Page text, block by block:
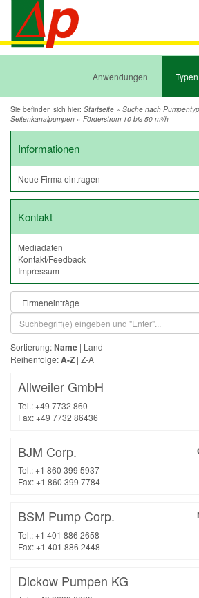
Anwendungen Typen
Sie befinden sich hier: Startseite » Suche nach
Seitenkanalpumpen » Förderstrom 10 bis 50 m³/h
Informationen
Neue Firma eintragen
Kontakt
Mediadaten
Kontakt/Feedback
Impressum
Sortierung:Name | Land
Reihenfolge:A-Z | Z-A
Allweiler GmbH
Tel.: +49 7732 860
Fax: +49 7732 86436
BJM Corp.
Tel.: +1 860 399 5937
Fax: +1 860 399 7784
BSM Pump Corp.
Tel.: +1 401 886 2658
Fax: +1 401 886 2448
Dickow Pumpen KG